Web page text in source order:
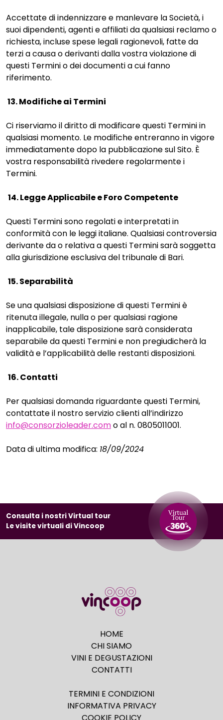
Accettate di indennizzare e manlevare la Società, i
suoi dipendenti, agenti e affiliati da qualsiasi reclamo o
richiesta, incluse spese legali ragionevoli, fatte da
terzi a causa o derivanti dalla vostra violazione di
questi Termini o dei documenti a cui fanno
riferimento.
13. Modifiche ai Termini
Ci riserviamo il diritto di modificare questi Termini in
qualsiasi momento. Le modifiche entreranno in vigore
immediatamente dopo la pubblicazione sul Sito. È
vostra responsabilità rivedere regolarmente i
Termini.
14. Legge Applicabile e Foro Competente
Questi Termini sono regolati e interpretati in
conformità con le leggi italiane. Qualsiasi controversia
derivante da o relativa a questi Termini sarà soggetta
alla giurisdizione esclusiva del tribunale di Bari.
15. Separabilità
Se una qualsiasi disposizione di questi Termini è
ritenuta illegale, nulla o per qualsiasi ragione
inapplicabile, tale disposizione sarà considerata
separabile da questi Termini e non pregiudicherà la
validità e l’applicabilità delle restanti disposizioni.
16. Contatti
Per qualsiasi domanda riguardante questi Termini,
contattate il nostro servizio clienti all’indirizzo
info@consorzioleader.como al n. 0805011001.
Data di ultima modifica: 18/09/2024
Consulta i nostri Virtual tour
Le visite virtuali di Vincoop
HOME
CHI SIAMO
VINI E DEGUSTAZIONI
CONTATTI
TERMINI E CONDIZIONI
INFORMATIVA PRIVACY